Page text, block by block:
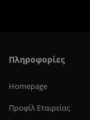
Πληροφορίες
Homepage
Προφίλ Eταιρείας